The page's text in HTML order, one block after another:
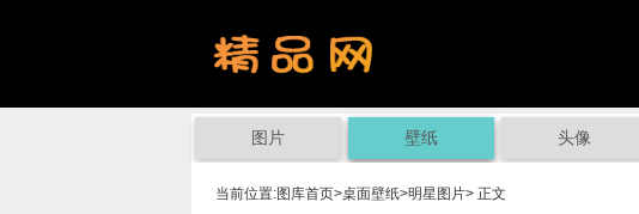
图片 壁纸 头像
当前位置:图库首页>桌面壁纸>明星图片> 正文